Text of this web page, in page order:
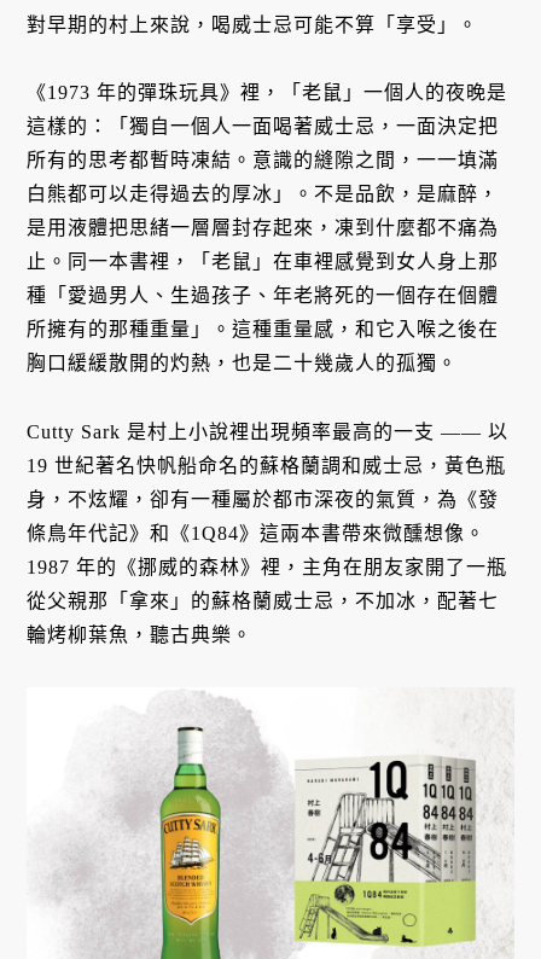
對早期的村上來說，喝威士忌可能不算「享受」。
《1973 年的彈珠玩具》裡，「老鼠」一個人的夜晚是
這樣的：「獨自一個人一面喝著威士忌，一面決定把
所有的思考都暫時凍結。意識的縫隙之間，一一填滿
白熊都可以走得過去的厚冰」。不是品飲，是麻醉，
是用液體把思緒一層層封存起來，凍到什麼都不痛為
止。同一本書裡，「老鼠」在車裡感覺到女人身上那
種「愛過男人、生過孩子、年老將死的一個存在個體
所擁有的那種重量」。這種重量感，和它入喉之後在
胸口緩緩散開的灼熱，也是二十幾歲人的孤獨。
Cutty Sark 是村上小說裡出現頻率最高的一支 —— 以
19 世紀著名快帆船命名的蘇格蘭調和威士忌，黃色瓶
身，不炫耀，卻有一種屬於都市深夜的氣質，為《發
條鳥年代記》和《1Q84》這兩本書帶來微醺想像。
1987 年的《挪威的森林》裡，主角在朋友家開了一瓶
從父親那「拿來」的蘇格蘭威士忌，不加冰，配著七
輪烤柳葉魚，聽古典樂。